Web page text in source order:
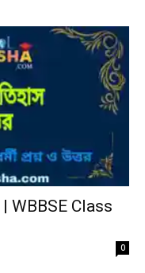
| WBBSE Class
0